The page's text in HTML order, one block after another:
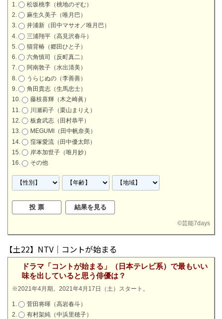
松坂桃李（桃地のぞむ）
麻生久美子（唯月巴）
井浦新（田中マサオ／唯月巴）
三浦翔平（高見沢春斗）
猫背椿（郷田ひと子）
六角慎司（反町真二）
阿南敦子（水出清美）
うらじぬの（李善善）
角田貴志（生馬忠士）
藤枝喜輝（木之崎眞）
川瀬莉子（栗山まりえ）
板倉武志（田村恭平）
MEGUMI（田中帆奈美）
窪塚愛流（田中優太郎）
岸本加世子（唯月妙）
その他
©芸能7days
【土22】NTV｜コントが始まる
ドラマ「コントが始まる」（日本テレビ系）で最もいい
味を出していると思う俳優は？
※2021年4月期。2021年4月17日（土）スタート。
菅田将暉（高岩春斗）
有村架純（中浜里穂子）